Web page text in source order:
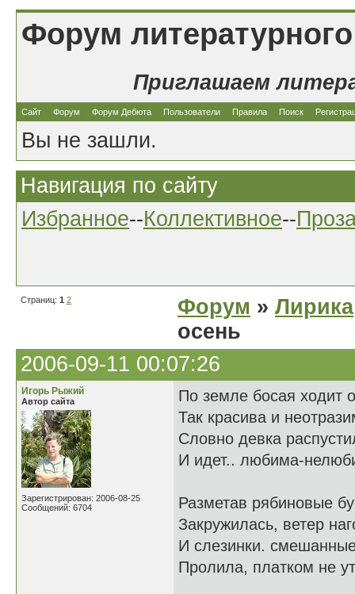
Форум
Приглашаем
Сайт Форум Форум Дебюта Пользователи Правила Поиск
Вы не зашли.
Навигация по сайту
Избранное--Коллективное--
Страниц: 1 2 Форум » Лирика
осень
2006-09-11 00:07:26
Игорь Рыжий
Автор сайта
Зарегистрирован: 2006-08-25
Сообщений: 6704
По земле босая ходит
Так красива и
Словно девка
И идет.. любима-
Разметав рябиновые
Закружилась, ветер
И слезинки.
Пролила, платком не